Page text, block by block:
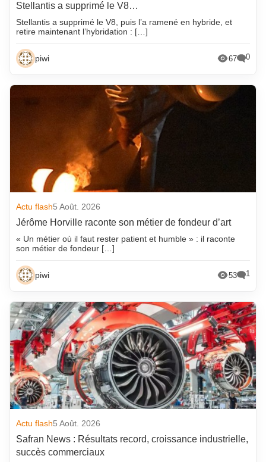
Stellantis a supprimé le V8…
Stellantis a supprimé le V8, puis l’a ramené en hybride, et
retire maintenant l’hybridation : […]
piwi 67 0
Actu flash5 Août. 2026
Jérôme Horville raconte son métier de fondeur d’art
« Un métier où il faut rester patient et humble » : il raconte
son métier de fondeur […]
piwi 53 1
Actu flash5 Août. 2026
Safran News : Résultats record, croissance industrielle,
succès commerciaux